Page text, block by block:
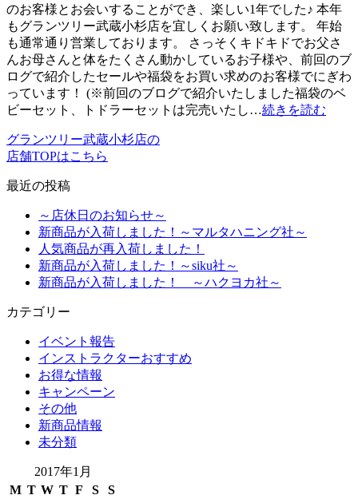
のお客様とお会いすることができ、楽しい1年でした♪ 本年
もグランツリー武蔵小杉店を宜しくお願い致します。 年始
も通常通り営業しております。 さっそくキドキドでお父さ
んお母さんと体をたくさん動かしているお子様や、前回のブ
ログで紹介したセールや福袋をお買い求めのお客様でにぎわ
っています！ (※前回のブログで紹介いたしました福袋のベ
ビーセット、トドラーセットは完売いたし…続きを読む
グランツリー武蔵小杉店の
店舗TOPはこちら
最近の投稿
～店休日のお知らせ～
新商品が入荷しました！～マルタハニング社～
人気商品が再入荷しました！
新商品が入荷しました！～siku社～
新商品が入荷しました！ ～ハクヨカ社～
カテゴリー
イベント報告
インストラクターおすすめ
お得な情報
キャンペーン
その他
新商品情報
未分類
2017年1月
M T W T F S
S